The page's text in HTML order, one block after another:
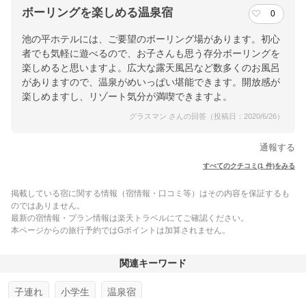
ボーリングを楽しめる温泉宿 0
池の平ホテルには、ご要望のボーリング場があります。初心
者でも気軽に遊べるので、お子さんも思う存分ボーリングを
楽しめると思いますよ。広大な露天風呂など数多くのお風呂
がありますので、温泉がめいっぱい堪能できます。開放感が
楽しめますし、リゾート気分が満喫できますよ。
グラスマン さんの回答（投稿日：2020/6/26）
通報する
すべてのクチコミ(1 件)をみる
掲載している宿に関する情報（宿情報・口コミ等）はその内容を保証するも
のではありません。
最新の宿情報・プラン情報は楽天トラベルにてご確認ください。
本ページからの旅行予約ではGポイントは加算されません。
関連キーワード
子連れ 小学生 温泉宿